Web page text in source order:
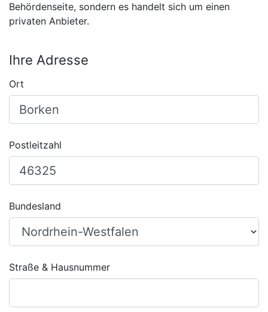
Behördenseite, sondern es handelt sich um einen
privaten Anbieter.
Ihre Adresse
Ort
Postleitzahl
Bundesland
Straße & Hausnummer